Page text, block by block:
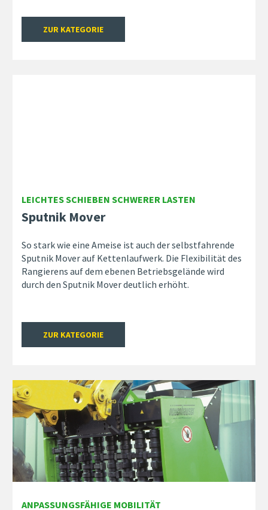
ZUR KATEGORIE
LEICHTES SCHIEBEN SCHWERER LASTEN
Sputnik Mover
So stark wie eine Ameise ist auch der selbstfahrende
Sputnik Mover auf Kettenlaufwerk. Die Flexibilität des
Rangierens auf dem ebenen Betriebsgelände wird
durch den Sputnik Mover deutlich erhöht.
ZUR KATEGORIE
ANPASSUNGSFÄHIGE MOBILITÄT